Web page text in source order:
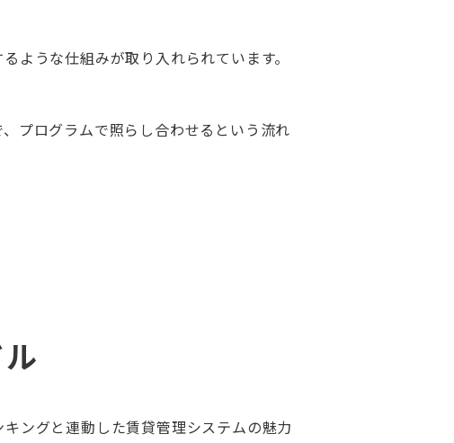
ような仕組みが取り入れられています。
プログラムで照らし合わせるという流れ
ングと連動した賃貸管理システムの魅力